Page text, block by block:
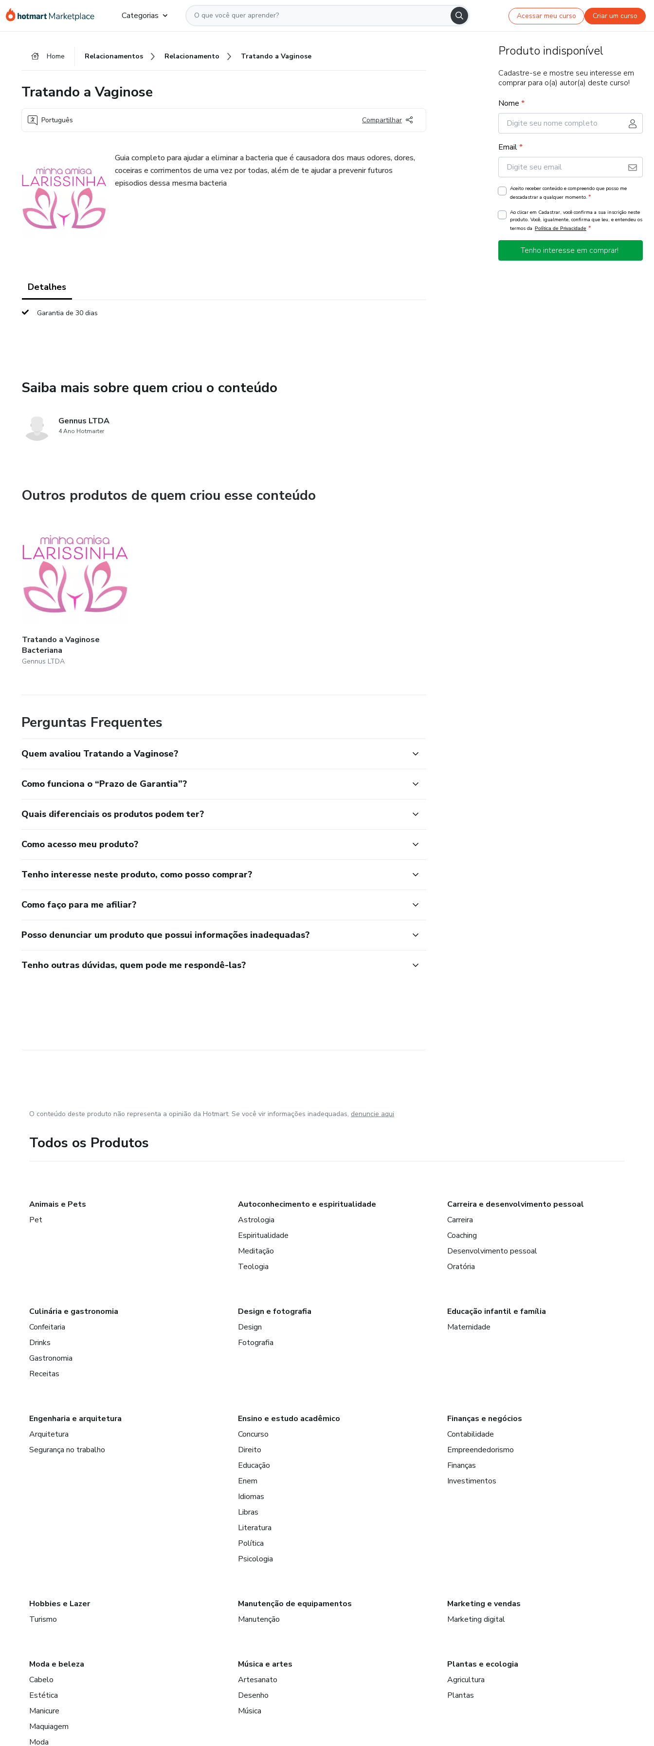
para
para
para
Categorias Acessar meu curso Criar um curso
Home Relacionamentos Relacionamento Tratando a Vaginose
Tratando a Vaginose
Português Compartilhar
Guia completo para ajudar a eliminar a bacteria que é causadora dos maus odores, dores,
coceiras e corrimentos de uma vez por todas, além de te ajudar a prevenir futuros
episodios dessa mesma bacteria
Detalhes
Garantia de 30 dias
Saiba mais sobre quem criou o conteúdo
Gennus LTDA
4 Ano Hotmarter
Outros produtos de quem criou esse conteúdo
Tratando a Vaginose
Bacteriana
Gennus LTDA
Perguntas Frequentes
Quem avaliou Tratando a Vaginose?
Como funciona o “Prazo de Garantia”?
Quais diferenciais os produtos podem ter?
Como acesso meu produto?
Tenho interesse neste produto, como posso comprar?
Como faço para me afiliar?
Posso denunciar um produto que possui informações inadequadas?
Tenho outras dúvidas, quem pode me respondê-las?
Produto indisponível
Cadastre-se e mostre seu interesse em
comprar para o(a) autor(a) deste curso!
Nome *
Email*
Aceito receber conteúdo e compreendo que posso me
descadastrar a qualquer momento. *
Ao clicar em Cadastrar, você confirma a sua inscrição neste
produto. Você, igualmente, confirma que leu, e entendeu os
termos da Política de Privacidade *
Tenho interesse em comprar!
O conteúdo deste produto não representa a opinião da Hotmart. Se você vir informações inadequadas, denuncie aqui
Todos os Produtos
Animais e Pets
Pet
Autoconhecimento e espiritualidade
Astrologia
Espiritualidade
Meditação
Teologia
Carreira e desenvolvimento pessoal
Carreira
Coaching
Desenvolvimento pessoal
Oratória
Culinária e gastronomia
Confeitaria
Drinks
Gastronomia
Receitas
Design e fotografia
Design
Fotografia
Educação infantil e família
Maternidade
Engenharia e arquitetura
Arquitetura
Segurança no trabalho
Ensino e estudo acadêmico
Concurso
Direito
Educação
Enem
Idiomas
Libras
Literatura
Política
Psicologia
Finanças e negócios
Contabilidade
Empreendedorismo
Finanças
Investimentos
Hobbies e Lazer
Turismo
Manutenção de equipamentos
Manutenção
Marketing e vendas
Marketing digital
Moda e beleza
Cabelo
Estética
Manicure
Maquiagem
Moda
Música e artes
Artesanato
Desenho
Música
Plantas e ecologia
Agricultura
Plantas